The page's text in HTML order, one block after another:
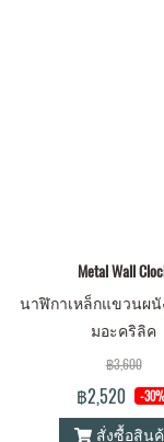
Metal Wall
นาฬิกาเหล็กแขวนผนั
มอะคริลิค
฿3,600
฿2,520 -
สั่งซื้อสิน